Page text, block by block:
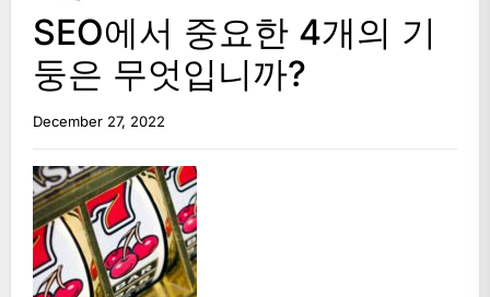
SEO에서 중요한 4개의 기
둥은 무엇입니까?
December 27, 2022